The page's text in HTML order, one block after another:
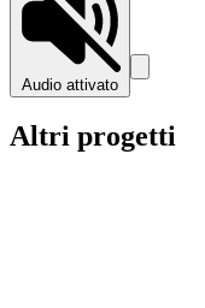
Audio attivato
Altri progetti